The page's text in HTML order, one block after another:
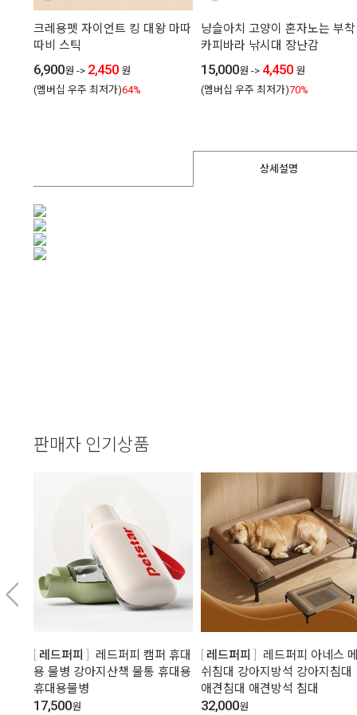
크레용펫 자이언트 킹 대왕 마따
따비 스틱
6,900원 -> 2,450 원
(멤버십 우주 최저가)64%
냥슬아치 고양이 혼자노는 부착
카피바라 낚시대 장난감
15,000원 -> 4,450 원
(멤버십 우주 최저가)70%
상세설명
판매자 인기상품
레드퍼피
레드퍼피 캠퍼 휴대
용 물병 강아지산책 물통 휴대용
휴대용물병
17,500원
레드퍼피
레드퍼피 아네스
쉬침대 강아지방석 강아지침대
애견침대 애견방석 침대
32,000원